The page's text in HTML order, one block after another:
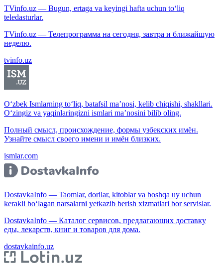
TVinfo.uz — Bugun, ertaga va keyingi hafta uchun to‘liq
teledasturlar.
TVinfo.uz — Телепрограмма на сегодня, завтра и ближайшую
неделю.
tvinfo.uz
O‘zbek Ismlarning to‘liq, batafsil ma’nosi, kelib chiqishi, shakllari.
O‘zingiz va yaqinlaringizni ismlari ma’nosini bilib oling.
Полный смысл, происхождение, формы узбекских имён.
Узнайте смысл своего имени и имён близких.
ismlar.com
DostavkaInfo — Taomlar, dorilar, kitoblar va boshqa uy uchun
kerakli bo‘lagan narsalarni yetkazib berish xizmatlari bor servislar.
DostavkaInfo — Каталог сервисов, предлагающих доставку
еды, лекарств, книг и товаров для дома.
dostavkainfo.uz